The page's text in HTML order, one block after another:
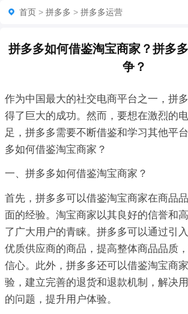
首页 > 拼多多 > 拼多多运营
拼多多如何借鉴淘宝商家？拼多
争？
作为中国最大的社交电商平台之一，拼
得了巨大的成功。然而，要想在激烈的
足，拼多多需要不断借鉴和学习其他平
多如何借鉴淘宝商家？
一、拼多多如何借鉴淘宝商家？
首先，拼多多可以借鉴淘宝商家在商品
面的经验。淘宝商家以其良好的信誉和
了广大用户的青睐。拼多多可以通过引
优质供应商的商品，提高整体商品品质
信心。此外，拼多多还可以借鉴淘宝商
验，建立完善的退货和退款机制，解决
的问题，提升用户体验。